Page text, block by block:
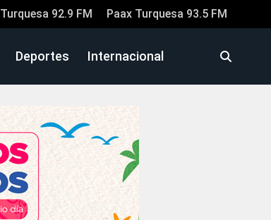
Turquesa 92.9 FM Paax Turquesa 93.5 FM
Deportes Internacional